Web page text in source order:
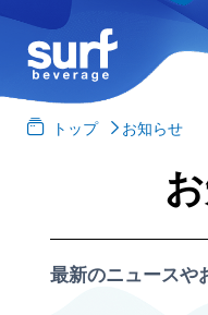
トップ お知らせ
最新のニュースや